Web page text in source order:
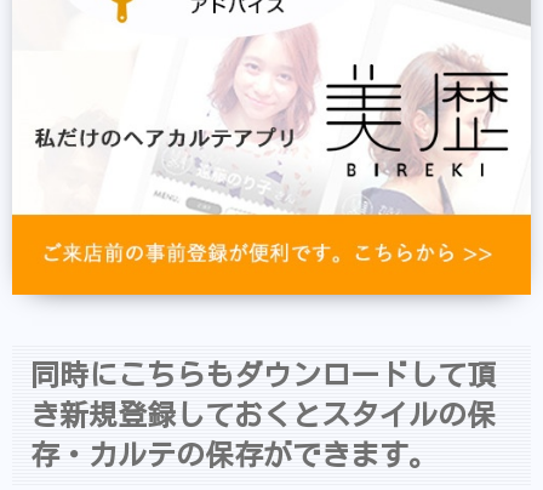
同時にこちらもダウンロードして頂
き新規登録しておくとスタイルの保
存・カルテの保存ができます。